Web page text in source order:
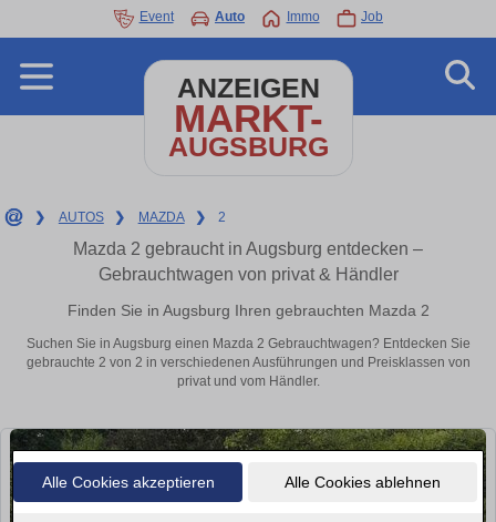
Alle Cookies akzeptieren Alle Cookies ablehnen
Event Auto Immo Job
ANZEIGEN
MARKT-
AUGSBURG
❯ AUTOS ❯ MAZDA ❯ 2
Mazda 2 gebraucht in Augsburg entdecken –
Gebrauchtwagen von privat & Händler
Finden Sie in Augsburg Ihren gebrauchten Mazda 2
Suchen Sie in Augsburg einen Mazda 2 Gebrauchtwagen? Entdecken Sie
gebrauchte 2 von 2 in verschiedenen Ausführungen und Preisklassen von
privat und vom Händler.